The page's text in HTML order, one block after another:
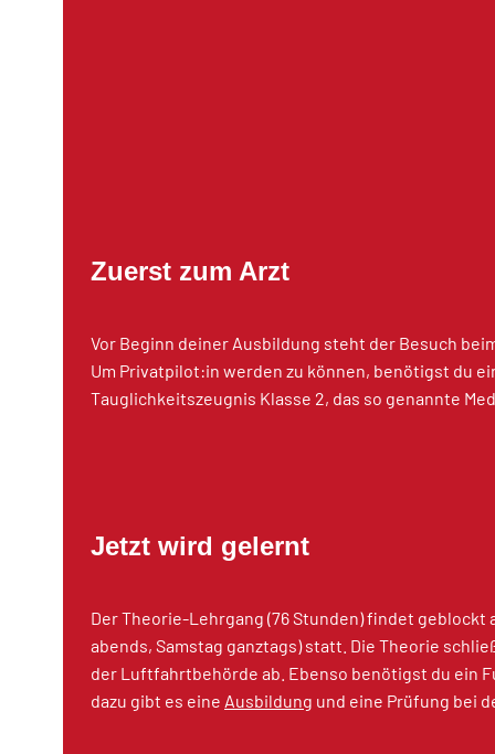
Zuerst zum Arzt
Vor Beginn deiner Ausbildung steht der Besuch
Um Privatpilot:in werden zu können, benötigst du
Tauglichkeitszeugnis Klasse 2, das so genannte
Jetzt wird gelernt
Der Theorie-Lehrgang (76 Stunden) findet geblockt
abends, Samstag ganztags) statt. Die Theorie
der Luftfahrtbehörde ab. Ebenso benötigst du ein
dazu gibt es eine Ausbildung und eine Prüfung bei